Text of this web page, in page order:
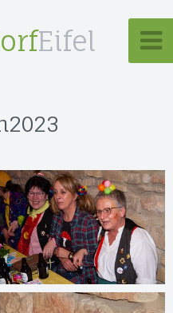
Eifel